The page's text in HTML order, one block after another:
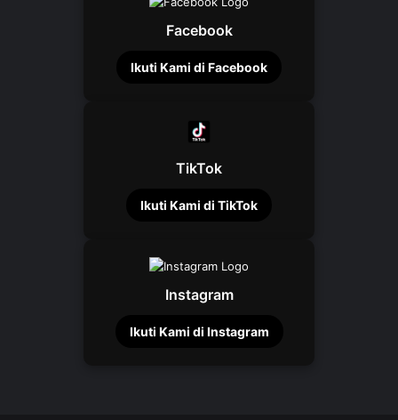
Facebook
Ikuti Kami di Facebook
TikTok
Ikuti Kami di TikTok
Instagram
Ikuti Kami di Instagram